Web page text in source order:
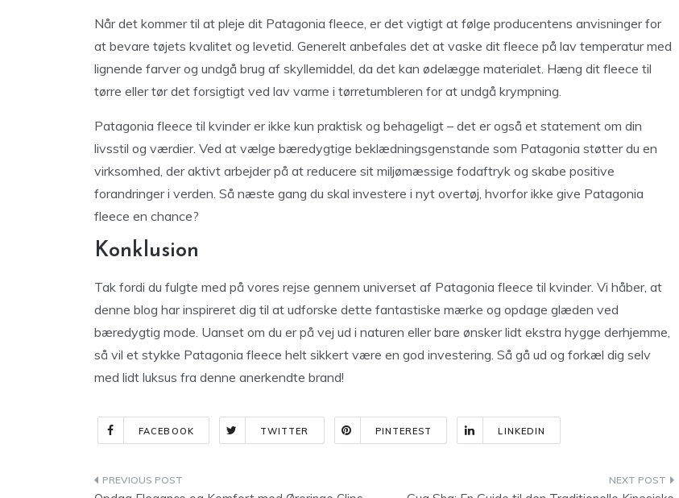
Når det kommer til at pleje dit Patagonia fleece, er det vigtigt at følge producentens anvisninger for
at bevare tøjets kvalitet og levetid. Generelt anbefales det at vaske dit fleece på lav temperatur med
lignende farver og undgå brug af skyllemiddel, da det kan ødelægge materialet. Hæng dit fleece til
tørre eller tør det forsigtigt ved lav varme i tørretumbleren for at undgå krympning.
Patagonia fleece til kvinder er ikke kun praktisk og behageligt – det er også et statement om din
livsstil og værdier. Ved at vælge bæredygtige beklædningsgenstande som Patagonia støtter du en
virksomhed, der aktivt arbejder på at reducere sit miljømæssige fodaftryk og skabe positive
forandringer i verden. Så næste gang du skal investere i nyt overtøj, hvorfor ikke give Patagonia
fleece en chance?
Konklusion
Tak fordi du fulgte med på vores rejse gennem universet af Patagonia fleece til kvinder. Vi håber, at
denne blog har inspireret dig til at udforske dette fantastiske mærke og opdage glæden ved
bæredygtig mode. Uanset om du er på vej ud i naturen eller bare ønsker lidt ekstra hygge derhjemme,
så vil et stykke Patagonia fleece helt sikkert være en god investering. Så gå ud og forkæl dig selv
med lidt luksus fra denne anerkendte brand!
FACEBOOK TWITTER PINTEREST LINKEDIN
Indlægsnavigation